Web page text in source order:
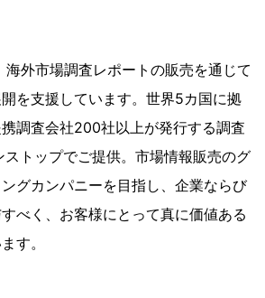
外市場調査レポートの販売を通じて
を支援しています。世界5カ国に拠
調査会社200社以上が発行する調査
トップでご提供。市場情報販売のグ
グカンパニーを目指し、企業ならび
べく、お客様にとって真に価値ある
す。